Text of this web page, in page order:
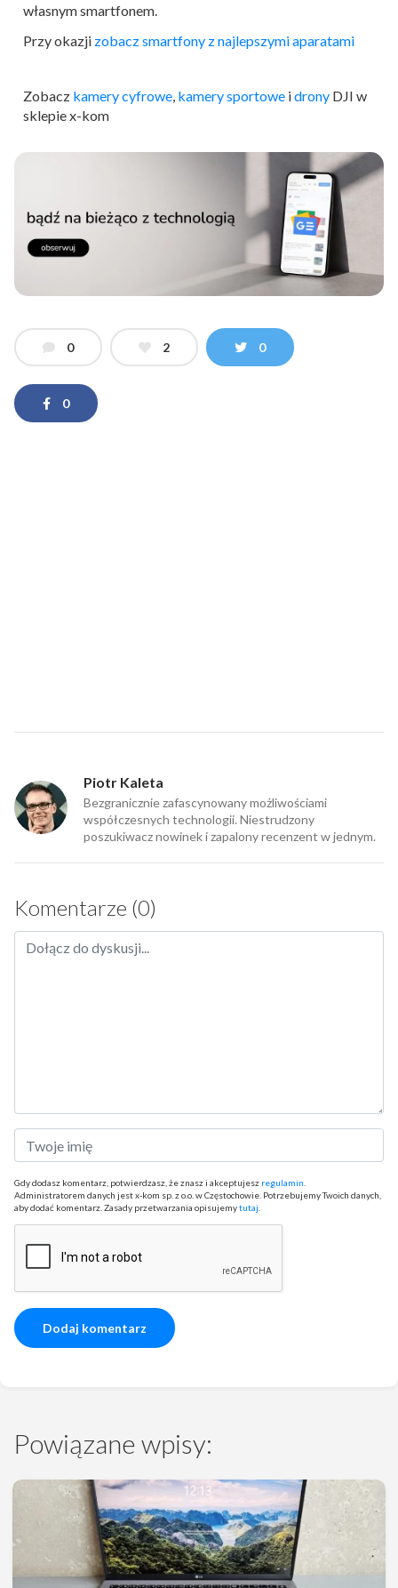
własnym smartfonem.
Przy okazji zobacz smartfony z najlepszymi aparatami
Zobacz kamery cyfrowe kamery sportowe idrony DJI w
sklepie x-kom
0 2 0
0
Piotr Kaleta
Bezgranicznie zafascynowany możliwościami
współczesnych technologii. Niestrudzony
poszukiwacz nowinek i zapalony recenzent w jednym.
Komentarze (0)
Gdy dodasz komentarz, potwierdzasz, że znasz i akceptujesz regulamin
Administratorem danych jest x-kom sp. z o.o. w Częstochowie. Potrzebujemy Twoich danych,
aby dodać komentarz. Zasady przetwarzania opisujemytutaj
Powiązane wpisy: